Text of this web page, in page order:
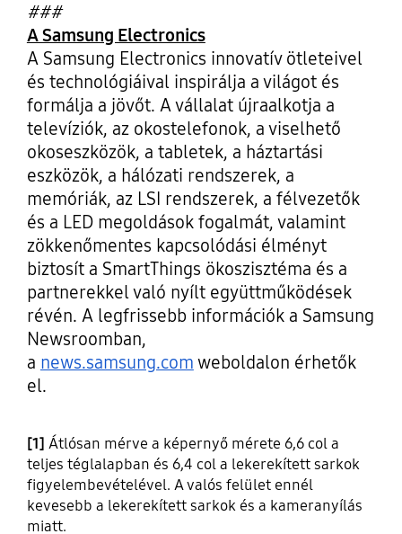
###
A Samsung Electronics
A Samsung Electronics innovatív ötleteivel
és technológiáival inspirálja a világot és
formálja a jövőt. A vállalat újraalkotja a
televíziók, az okostelefonok, a viselhető
okoseszközök, a tabletek, a háztartási
eszközök, a hálózati rendszerek, a
memóriák, az LSI rendszerek, a félvezetők
és a LED megoldások fogalmát, valamint
zökkenőmentes kapcsolódási élményt
biztosít a SmartThings ökoszisztéma és a
partnerekkel való nyílt együttműködések
révén. A legfrissebb információk a Samsung
Newsroomban,
a news.samsung.com weboldalon érhetők
el.
[1] Átlósan mérve a képernyő mérete 6,6 col a
teljes téglalapban és 6,4 col a lekerekített sarkok
figyelembevételével. A valós felület ennél
kevesebb a lekerekített sarkok és a kameranyílás
miatt.